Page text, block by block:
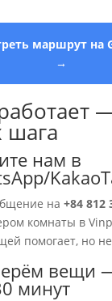
маршрут на
→
шага
нам в
на +84 812
комнаты в
помогает, но
вещи
минут